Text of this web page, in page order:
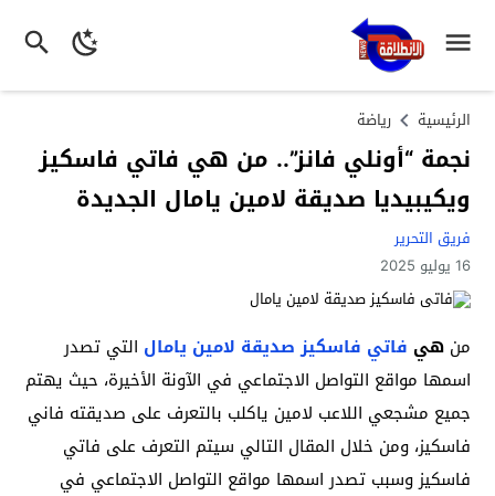
الرئيسية رياضة
نجمة “أونلي فانز”.. من هي فاتي فاسكيز
ويكيبيديا صديقة لامين يامال الجديدة
فريق التحرير
16 يوليو 2025
منهي فاتي فاسكيز صديقة لامين يامال التي تصدر
اسمها مواقع التواصل الاجتماعي في الآونة الأخيرة، حيث يهتم
جميع مشجعي اللاعب لامين ياكلب بالتعرف على صديقته فاني
فاسكيز، ومن خلال المقال التالي سيتم التعرف على فاتي
فاسكيز وسبب تصدر اسمها مواقع التواصل الاجتماعي في